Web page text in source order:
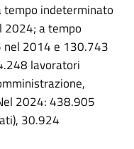
tempo indeterminato
a tempo
2014 e 130.743
lavoratori
2024: 438.905
30.924